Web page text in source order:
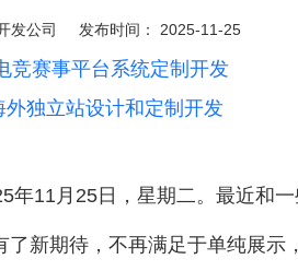
发公司 发布时间： 2025-11-25
竞赛事平台系统定制开发
外独立站设计和定制开发
年11月25日，星期二。最近和
新期待，不再满足于单纯展示